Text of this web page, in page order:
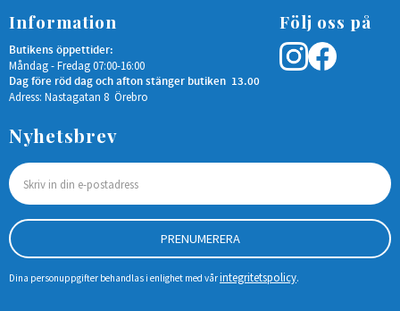
Information
Butikens öppettider:
Måndag - Fredag 07:00-16:00
Dag före röd dag och afton stänger butiken 13.00
Adress: Nastagatan 8 Örebro
Följ oss på
Nyhetsbrev
PRENUMERERA
Dina personuppgifter behandlas i enlighet med vårintegritetspolicy.